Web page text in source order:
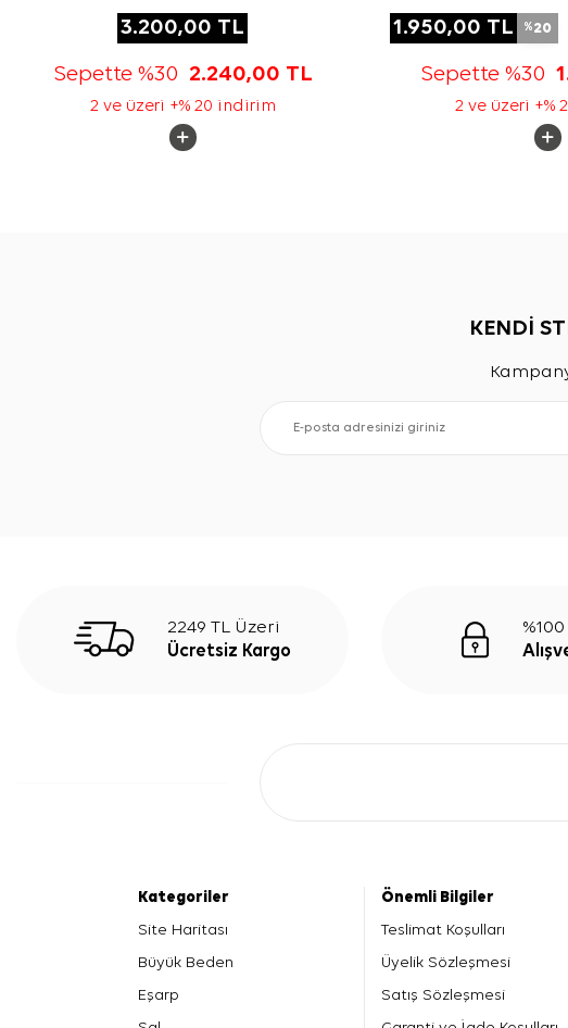
3.200,00 TL
Sepette %30 2.240,00 TL
2 ve üzeri +% 20 indirim
1.950,00 TL %20
Sepette %30
2 ve üzeri +%
KENDİ
2249 TL Üzeri
Ücretsiz Kargo
Kategoriler
Site Haritası
Büyük Beden
Eşarp
Önemli Bilgiler
Teslimat Koşulları
Üyelik Sözleşmesi
Satış Sözleşmesi